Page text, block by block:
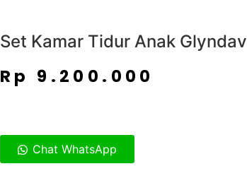
Set Kamar Tidur Anak Glyndav
Rp 9.200.000
Chat WhatsApp